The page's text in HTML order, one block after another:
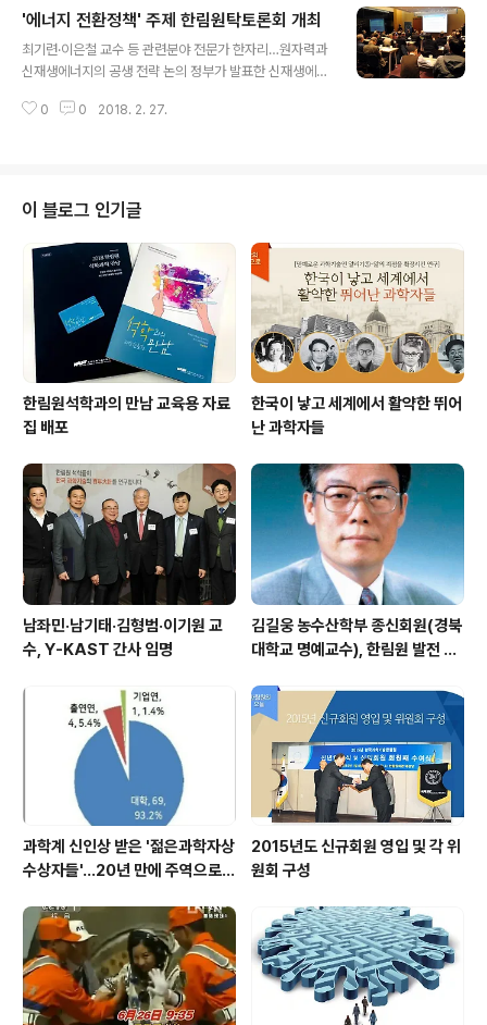
인권'을 주제로 열린 '제124회 한림원탁토론회'에서 과학
기술자 인권선언문 초안을 공개하고, 과학기술계가 인권을
위해 해야 할 역할 등을 함께 논의하며 의견을 수렴했다. 이
민동필 서울대학교 물리학부 명예교수, 이중원 서울시립대
'에너지 전환정책' 주제 한림원탁토론회 개최
최기련·이은철 교수 등 관련분야 전문가 한자리…원자력과
신재생에너지의 공생 전략 논의 정부가 발표한 신재생에너
위해 해결해야 할 과제와 전략을 논의하는 소통의 장이 마
본 성공여건'을 주제로 '제123회 한림원탁토론회'를 개최
했다. 토론회에서는 최기련 아주대학교 명예교수(한림원
종신회원), 이은철 서울대 명예교수(한림원 종신회원) 등 2
명의 관련 분야 전문가들의 주제발표가 진행됐다. [최기련
교수(좌)와 이은철 교수(우)가 주제발표를 맡았다] 먼저 최
기련 교수은 '에너지전환정책, 성..
0 0 2018. 2. 27.
이 블로그 인기글
한림원석학과의 만남 교육용 자료
집 배포
한국이 낳고 세계에서 활약한 뛰어
난 과학자들
남좌민·남기태·김형범·이기원 교
수, Y-KAST 간사 임명
김길웅 농수산학부 종신회원(경북
대학교 명예교수), 한림원 발전 위
과학계 신인상 받은 '젊은과학자상
수상자들'…20년 만에 주역으로
2015년도 신규회원 영입 및 각 위
원회 구성